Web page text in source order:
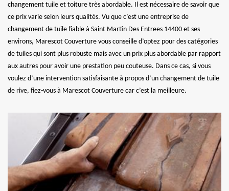
changement tuile et toiture très abordable. Il est nécessaire de savoir que
ce prix varie selon leurs qualités. Vu que c’est une entreprise de
changement de tuile fiable à Saint Martin Des Entrees 14400 et ses
environs, Marescot Couverture vous conseille d’optez pour des catégories
de tuiles qui sont plus robuste mais avec un prix plus abordable par rapport
aux autres pour avoir une prestation peu couteuse. Dans ce cas, si vous
voulez d’une intervention satisfaisante à propos d’un changement de tuile
de rive, fiez-vous à Marescot Couverture car c’est la meilleure.